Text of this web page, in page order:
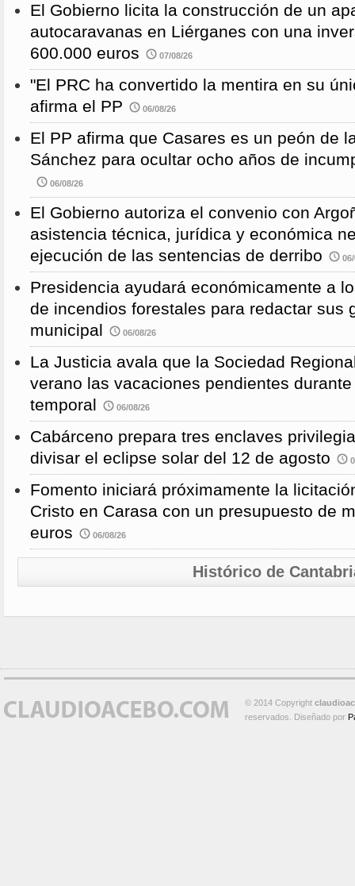
El Gobierno licita la construcción de un
autocaravanas en Liérganes con una
600.000 euros
07/08/26
"El PRC ha convertido la mentira en su
afirma el PP
06/08/26
El PP afirma que Casares es un peón de
Sánchez para ocultar ocho años de
06/08/26
El Gobierno autoriza el convenio con
asistencia técnica, jurídica y económica
ejecución de las sentencias de derribo
Presidencia ayudará económicamente a
de incendios forestales para redactar sus
municipal
06/08/26
La Justicia avala que la Sociedad
verano las vacaciones pendientes
temporal
06/08/26
Cabárceno prepara tres enclaves
divisar el eclipse solar del 12 de agosto
Fomento iniciará próximamente la
Cristo en Carasa con un presupuesto de
euros
06/08/26
Histórico de
© 2014 Copyright
reservados. Diseñado por